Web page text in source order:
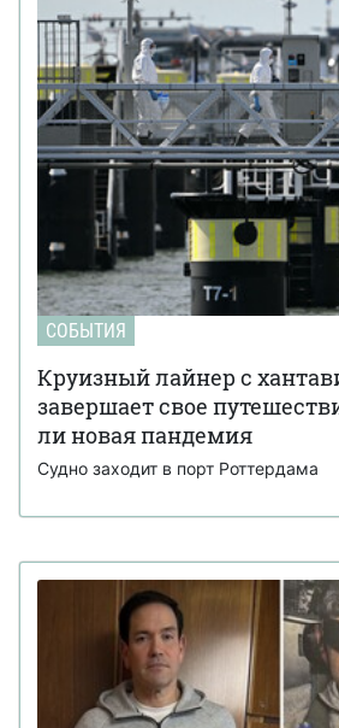
СОБЫТИЯ
Круизный лайнер с
завершает свое
ли новая пандемия
Судно заходит в порт Роттердама